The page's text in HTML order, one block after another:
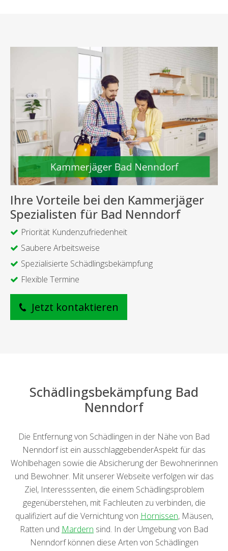
Ihre Vorteile bei den Kammerjäger
Spezialisten für Bad Nenndorf
Priorität Kundenzufriedenheit
Saubere Arbeitsweise
Spezialisierte Schädlingsbekämpfung
Flexible Termine
Jetzt kontaktieren
Schädlingsbekämpfung Bad
Nenndorf
Die Entfernung von Schädlingen in der Nähe von Bad
Nenndorf ist ein ausschlaggebenderAspekt für das
Wohlbehagen sowie die Absicherung der Bewohnerinnen
und Bewohner. Mit unserer Webseite verfolgen wir das
Ziel, Interesssenten, die einem Schädlingsproblem
gegenüberstehen, mit Fachleuten zu verbinden, die
qualifiziert auf die Vernichtung von Hornissen, Mäusen,
Ratten und Mardern sind. In der Umgebung von Bad
Nenndorf können diese Arten von Schädlingen